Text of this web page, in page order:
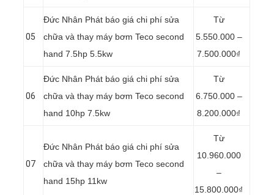
05
Đức Nhân Phát báo giá chi phí sửa
chữa và thay máy bơm Teco second
hand 7.5hp 5.5kw
Từ
5.550.000 –
7.500.000₫
06
Đức Nhân Phát báo giá chi phí sửa
chữa và thay máy bơm Teco second
hand 10hp 7.5kw
Từ
6.750.000 –
8.200.000₫
07
Đức Nhân Phát báo giá chi phí sửa
chữa và thay máy bơm Teco second
hand 15hp 11kw
Từ
10.960.000
–
15.800.000₫